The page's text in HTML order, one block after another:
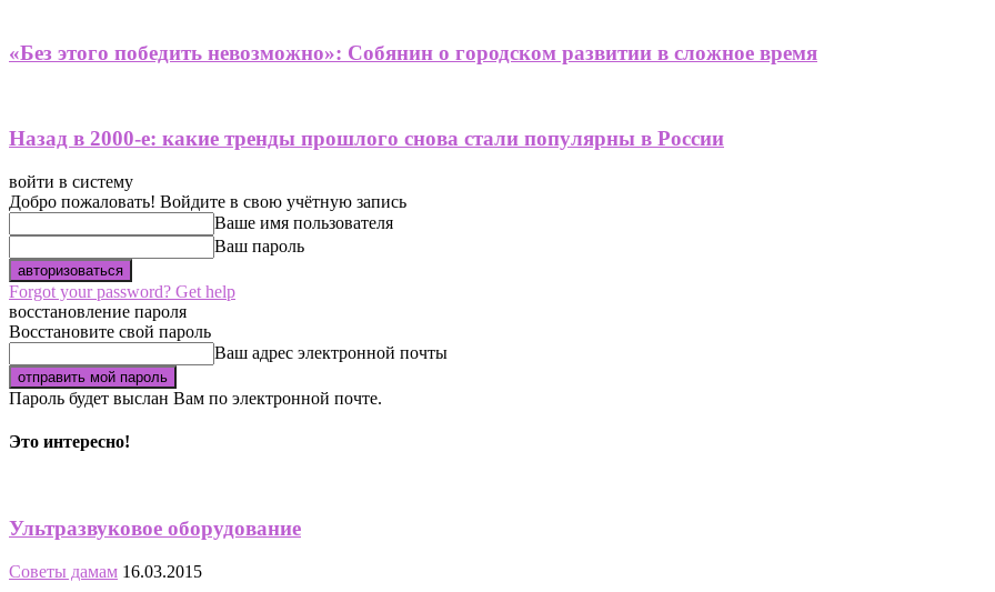
«Без этого победить невозможно»: Собянин о городском развитии в сложное время
Назад в 2000-е: какие тренды прошлого снова стали популярны в России
войти в систему
Добро пожаловать! Войдите в свою учётную запись
Ваше имя пользователя
Ваш пароль
Forgot your password? Get help
восстановление пароля
Восстановите свой пароль
Ваш адрес электронной почты
Пароль будет выслан Вам по электронной почте.
Это интересно!
Ультразвуковое оборудование
Советы дамам 16.03.2015